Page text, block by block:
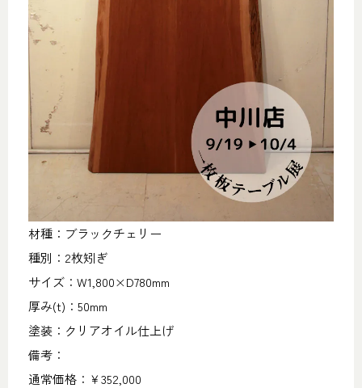
材種：ブラックチェリー
種別：2枚矧ぎ
サイズ：W1,800×D780mm
厚み(t)：50mm
塗装：クリアオイル仕上げ
備考：
通常価格：￥352,000